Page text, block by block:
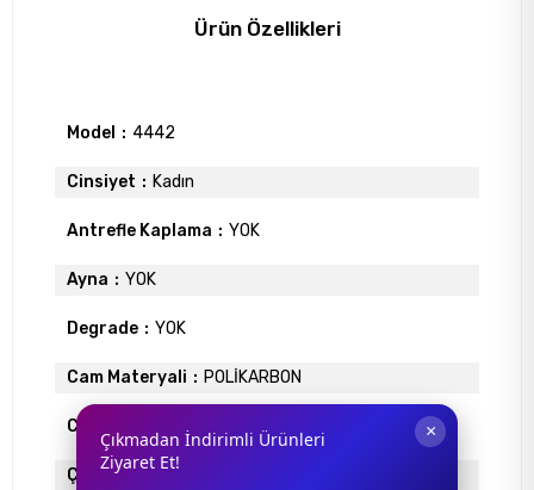
Ürün Özellikleri
Model 4442
Cinsiyet Kadın
Antrefle Kaplama YOK
Ayna YOK
Degrade YOK
Cam Materyali POLİKARBON
Cam Rengi KAHVE
Çerçeve Materyali
×
Çıkmadan İndirimli Ürünleri
Ziyaret Et!